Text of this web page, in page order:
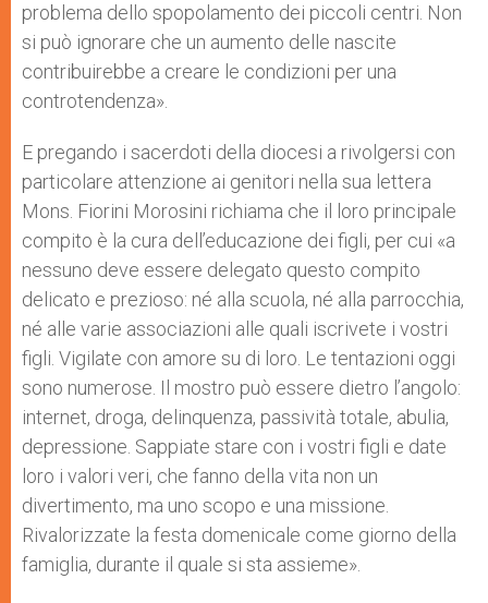
problema dello spopolamento dei piccoli centri. Non
si può ignorare che un aumento delle nascite
contribuirebbe a creare le condizioni per una
controtendenza».
E pregando i sacerdoti della diocesi a rivolgersi con
particolare attenzione ai genitori nella sua lettera
Mons. Fiorini Morosini richiama che il loro principale
compito è la cura dell’educazione dei figli, per cui «a
nessuno deve essere delegato questo compito
delicato e prezioso: né alla scuola, né alla parrocchia,
né alle varie associazioni alle quali iscrivete i vostri
figli. Vigilate con amore su di loro. Le tentazioni oggi
sono numerose. Il mostro può essere dietro l’angolo:
internet, droga, delinquenza, passività totale, abulia,
depressione. Sappiate stare con i vostri figli e date
loro i valori veri, che fanno della vita non un
divertimento, ma uno scopo e una missione.
Rivalorizzate la festa domenicale come giorno della
famiglia, durante il quale si sta assieme».